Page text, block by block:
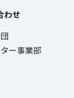
わせ
ー事業部